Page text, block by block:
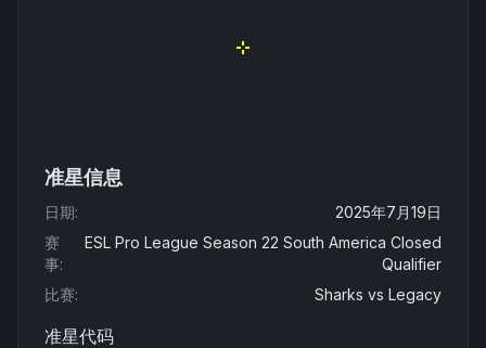
准星信息
日期:
2025年7月19日
赛
事:
ESL Pro League Season 22 South America Closed
Qualifier
比赛: Sharks vs Legacy
准星代码